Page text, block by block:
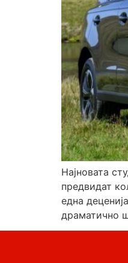
Најновата
предвидат
една
драматично